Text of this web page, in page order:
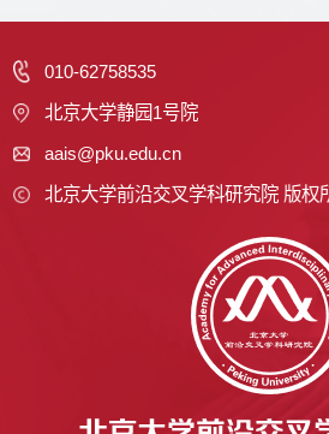
010-62758535
北京大学静园1号院
aais@pku.edu.cn
北京大学前沿交叉学科研究院 版权